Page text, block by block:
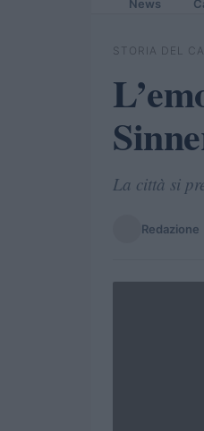
News
STORIA DEL
La città si
Redazione